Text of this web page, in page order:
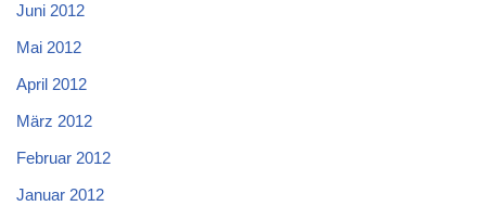
Juni 2012
Mai 2012
April 2012
März 2012
Februar 2012
Januar 2012